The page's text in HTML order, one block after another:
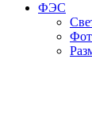
ФЭС